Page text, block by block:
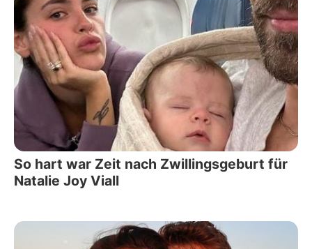
So hart war Zeit nach Zwillingsgeburt für
Natalie Joy Viall